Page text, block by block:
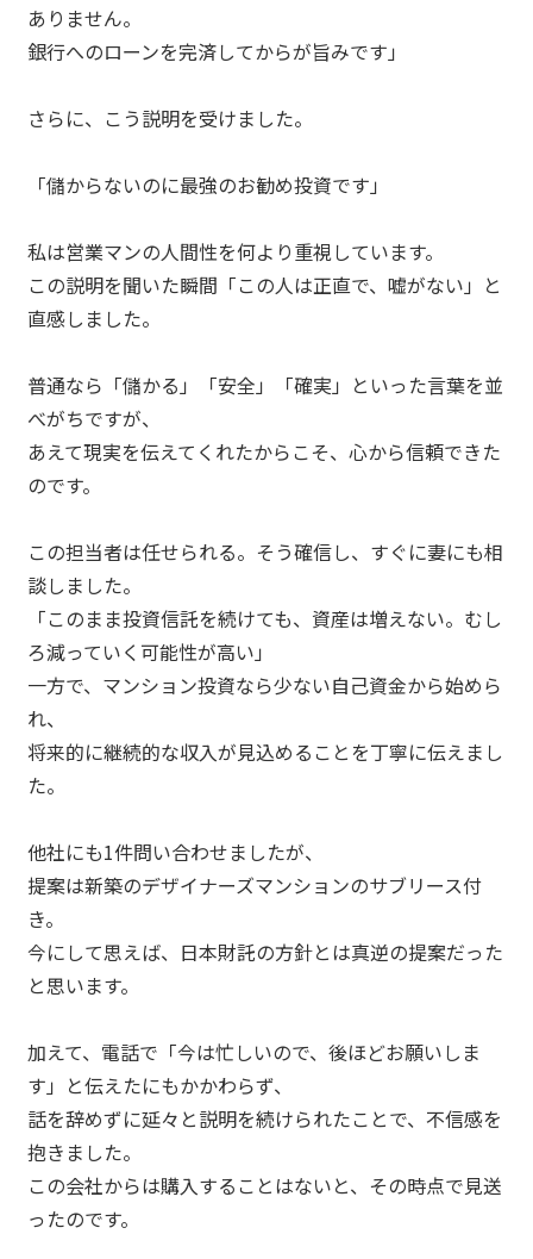
ありません。
銀行へのローンを完済してからが旨みです」
さらに、こう説明を受けました。
「儲からないのに最強のお勧め投資です」
私は営業マンの人間性を何より重視しています。
この説明を聞いた瞬間「この人は正直で、嘘がない 」と
直感しました。
普通なら「儲かる」「安全」「確実」といった言葉を並
べがちですが、
あえて現実を伝えてくれたからこそ、心から信頼できた
のです。
この担当者は任せられる。そう確信し、すぐに妻にも相
談しました。
「このまま投資信託を続けても、資産は増えない。むし
ろ減っていく可能性が高い」
一方で、マンション投資なら少ない自己資金から始めら
れ、
将来的に継続的な収入が見込めることを丁寧に伝えまし
た。
他社にも1件問い合わせましたが、
提案は新築のデザイナーズマンションのサブリース付
き。
今にして思えば、日本財託の方針とは真逆の提案だった
と思います。
加えて、電話で「今は忙しいので、後ほどお願いしま
す」と伝えたにもかかわらず、
話を辞めずに延々と説明を続けられたことで、不信感を
抱きました。
この会社からは購入することはないと、その時点で見送
ったのです。